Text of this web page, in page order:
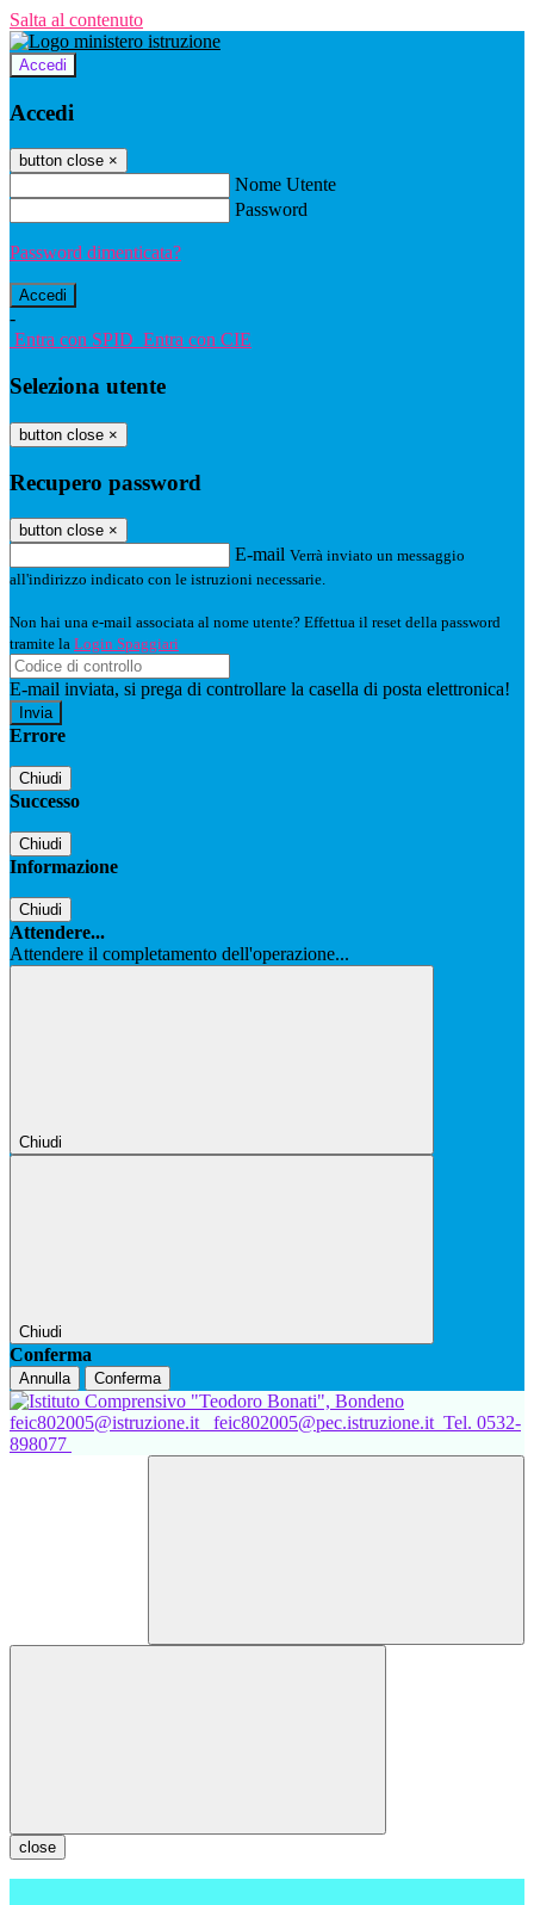
Salta al contenuto
Accedi
Accedi
button close ×
Nome Utente
Password
Password dimenticata?
-
Entra con SPID Entra con CIE
Seleziona utente
button close ×
Recupero password
button close ×
E-mail Verrà inviato un messaggio
all'indirizzo indicato con le istruzioni necessarie.
Non hai una e-mail associata al nome utente? Effettua il reset della password
tramite la Login Spaggiari
E-mail inviata, si prega di controllare la casella di posta elettronica!
Errore
Chiudi
Successo
Chiudi
Informazione
Chiudi
Attendere...
Attendere il completamento dell'operazione...
Chiudi
Chiudi
Conferma
Annulla Conferma
feic802005@istruzione.it feic802005@pec.istruzione.it Tel. 0532-
898077
close